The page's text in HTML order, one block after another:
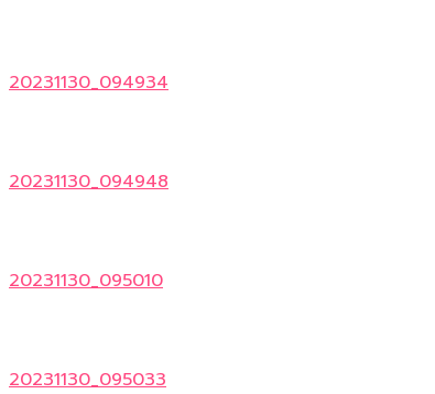
20231130_094934
20231130_094948
20231130_095010
20231130_095033